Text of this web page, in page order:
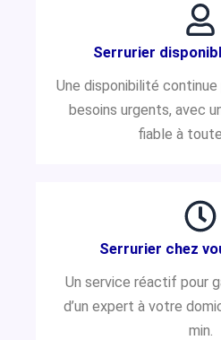
Serrurier
Une disponibilité
besoins urgents, avec
fiable à
Serrurier chez
Un service réactif pour
d’un expert à votre
min.